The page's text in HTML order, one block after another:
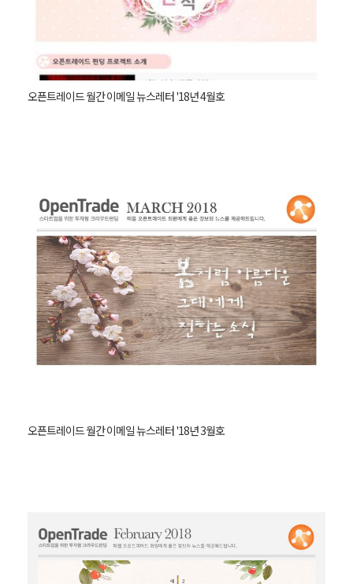
오픈트레이드 월간 이메일 뉴스레터 '18년 4월호
오픈트레이드 월간 이메일 뉴스레터 '18년 3월호